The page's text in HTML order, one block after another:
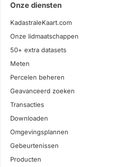
Onze diensten
KadastraleKaart.com
Onze lidmaatschappen
50+ extra datasets
Meten
Percelen beheren
Geavanceerd zoeken
Transacties
Downloaden
Omgevingsplannen
Gebeurtenissen
Producten